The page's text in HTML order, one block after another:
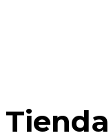
Tienda